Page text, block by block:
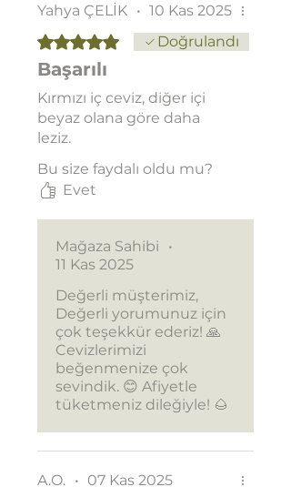
Yahya ÇELİK • 10 Kas 2025
5 üzerinden 5 yıldızDoğrulandı
Başarılı
Kırmızı iç ceviz, diğer içi
beyaz olana göre daha
leziz.
Bu size faydalı oldu mu?
Evet
Mağaza Sahibi
•
11 Kas 2025
Değerli müşterimiz,
Değerli yorumunuz için
çok teşekkür ederiz! 🙏
Cevizlerimizi
beğenmenize çok
sevindik. 😊 Afiyetle
tüketmeniz dileğiyle! 🌰
A.O. • 07 Kas 2025